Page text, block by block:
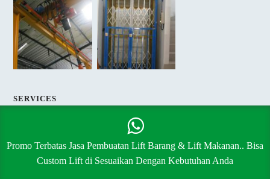
SERVICES
Jasa Pembuatan Crane
Jasa Pembuatan Teralis
Promo Terbatas Jasa Pembuatan Lift Barang & Lift Makanan.. Bisa
Custom Lift di Sesuaikan Dengan Kebutuhan Anda